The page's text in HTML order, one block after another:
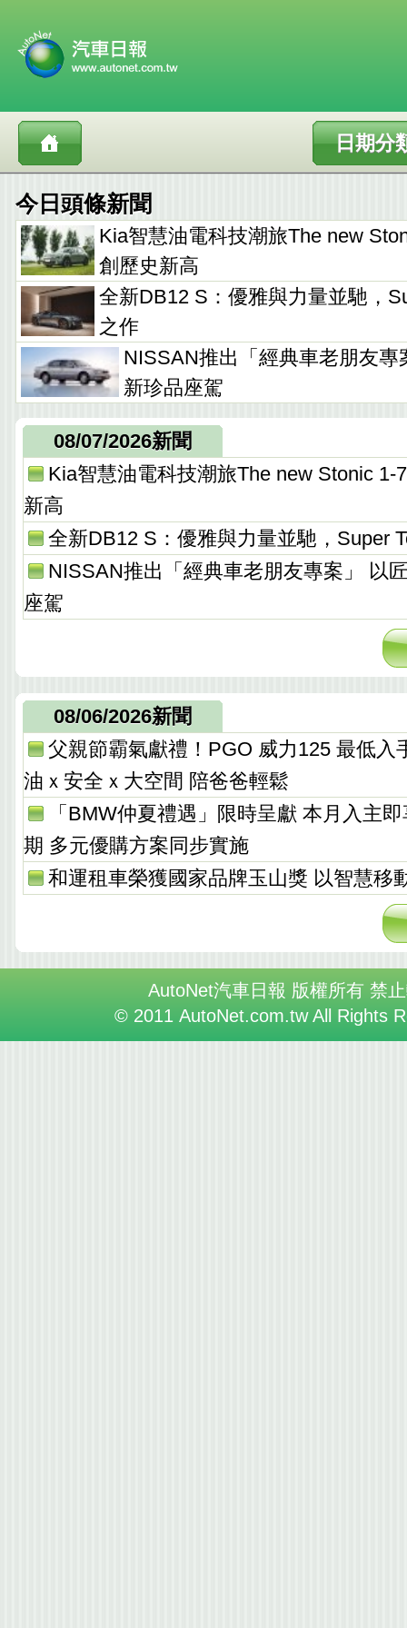
日期分
今日頭條新聞
Kia智慧油電科技潮旅The new
創歷史新高
全新DB12 S：優雅與力量並馳，
之作
NISSAN推出「經典車老朋友專
新珍品座駕
08/07/2026新聞
Kia智慧油電科技潮旅The new Stonic 1-
新高
全新DB12 S：優雅與力量並馳，Super
NISSAN推出「經典車老朋友專案」 以
座駕
08/06/2026新聞
父親節霸氣獻禮！PGO 威力125 最低入
油ｘ安全ｘ大空間 陪爸爸輕鬆
「BMW仲夏禮遇」限時呈獻 本月入主
期 多元優購方案同步實施
和運租車榮獲國家品牌玉山獎 以智慧移
AutoNet汽車日報 版權所有 禁
© 2011 AutoNet.com.tw All Rights